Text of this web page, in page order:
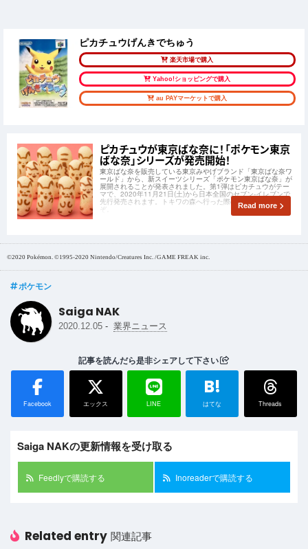
ピカチュウげんきでちゅう
楽天市場で購入
Yahoo!ショッピングで購入
au PAYマーケットで購入
ピカチュウが東京ばな奈に！「ポケモン東京
ばな奈」シリーズが発売開始！
東京ばな奈を販売している東京みやげブランド「東京ばな奈ワ
ールド」から、新スイーツシリーズ「ポケモン東京ばな奈」が
展開されることが発表されました。第1弾はピカチュウがテー
マで、2020年11月21日(土)から日本全国のセブン-イレブンで
先行発売されます。トキワの森へ行った際のお土産にぜひどう
ぞ。 Read more
©2020 Pokémon. ©1995-2020 Nintendo/Creatures Inc. /GAME FREAK inc.
ポケモン
Saiga NAK
2020.12.05 - 業界ニュース
記事を読んだら是非シェアして下さい
Facebook エックス LINE
B!
はてな Threads
Saiga NAKの更新情報を受け取る
Feedlyで購読する Inoreaderで購読する
Related entry 関連記事